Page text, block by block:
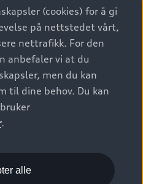
Reserved.
(cookies) for å gi
på nettstedet vårt,
nettrafikk. For den
anbefaler vi at du
men du kan
til dine behov. Du kan
.
alle